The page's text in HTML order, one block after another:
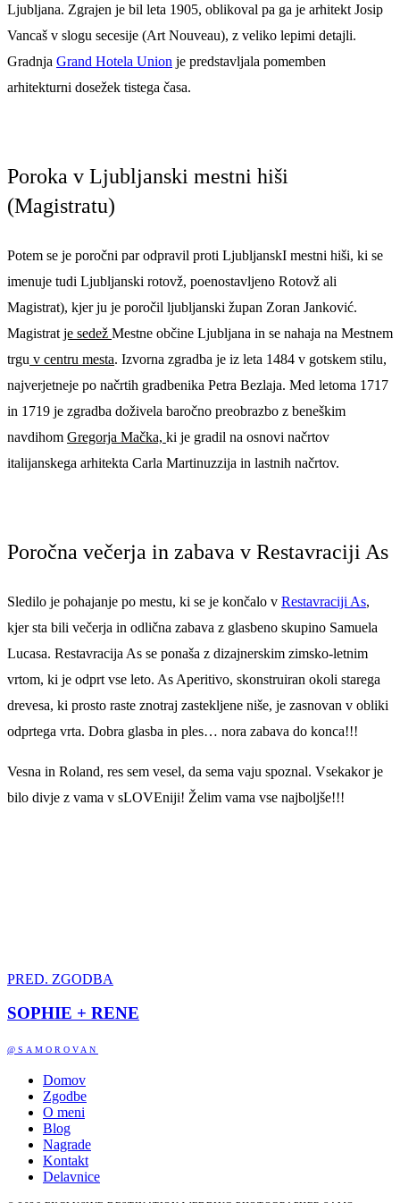
Ljubljana. Zgrajen je bil leta 1905, oblikoval pa ga je arhitekt Josip
Vancaš v slogu secesije (Art Nouveau), z veliko lepimi detajli.
Gradnja Grand Hotela Union je predstavljala pomemben
arhitekturni dosežek tistega časa.
Poroka v Ljubljanski mestni hiši
(Magistratu)
Potem se je poročni par odpravil proti LjubljanskI mestni hiši, ki se
imenuje tudi Ljubljanski rotovž, poenostavljeno Rotovž ali
Magistrat), kjer ju je poročil ljubljanski župan Zoran Janković.
Magistrat je sedež Mestne občine Ljubljana in se nahaja na Mestnem
trgu v centru mesta. Izvorna zgradba je iz leta 1484 v gotskem stilu,
najverjetneje po načrtih gradbenika Petra Bezlaja. Med letoma 1717
in 1719 je zgradba doživela baročno preobrazbo z beneškim
navdihom Gregorja Mačka, ki je gradil na osnovi načrtov
italijanskega arhitekta Carla Martinuzzija in lastnih načrtov.
Poročna večerja in zabava v Restavraciji As
Sledilo je pohajanje po mestu, ki se je končalo v Restavraciji As,
kjer sta bili večerja in odlična zabava z glasbeno skupino Samuela
Lucasa. Restavracija As se ponaša z dizajnerskim zimsko-letnim
vrtom, ki je odprt vse leto. As Aperitivo, skonstruiran okoli starega
drevesa, ki prosto raste znotraj zastekljene niše, je zasnovan v obliki
odprtega vrta. Dobra glasba in ples… nora zabava do konca!!!
Vesna in Roland, res sem vesel, da sema vaju spoznal. Vsekakor je
bilo divje z vama v sLOVEniji! Želim vama vse najboljše!!!
PRED. ZGODBA
SOPHIE + RENE
@SAMOROVAN
Domov
Zgodbe
O meni
Blog
Nagrade
Kontakt
Delavnice